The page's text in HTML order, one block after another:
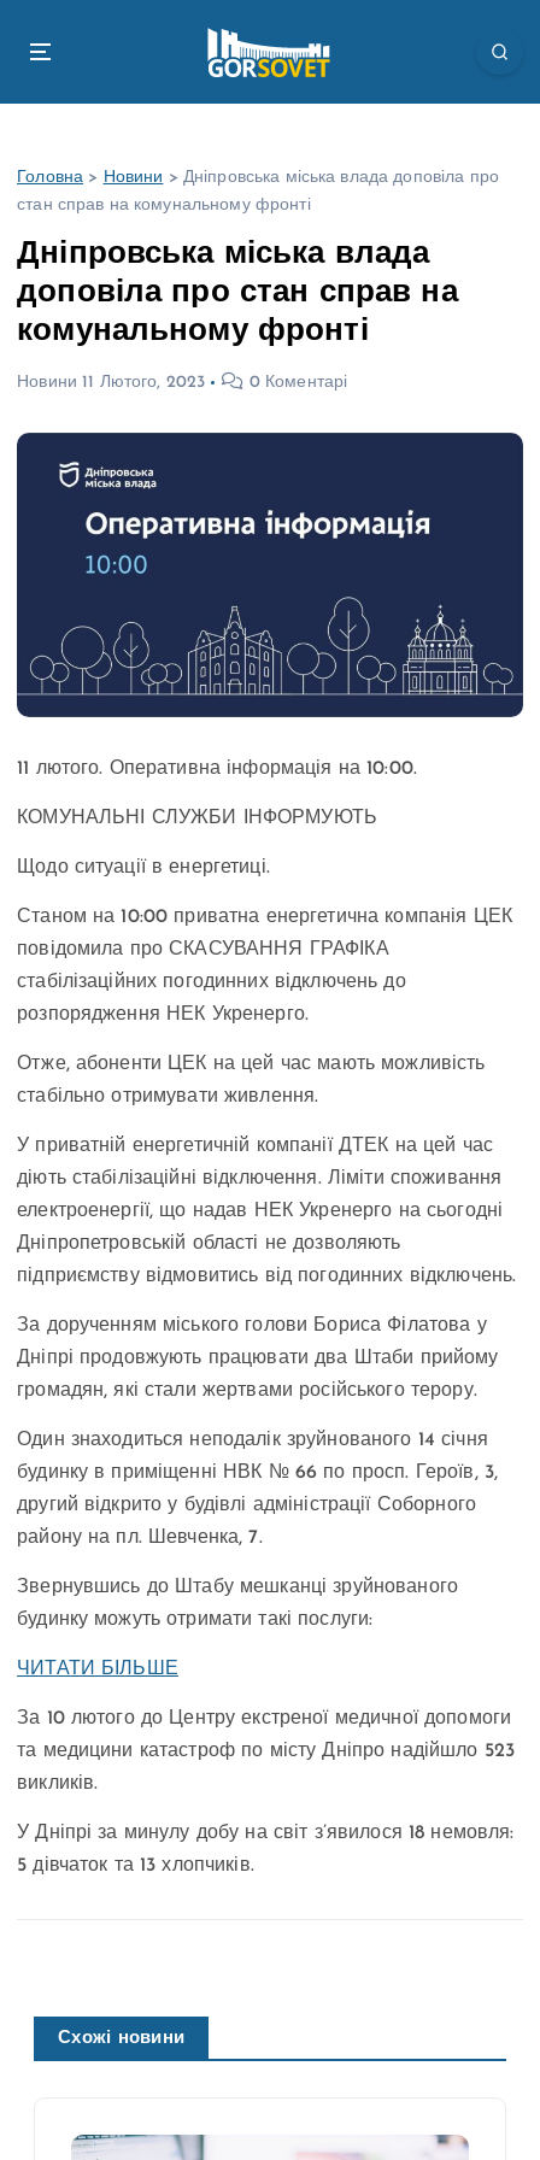
Головна > Новини > Дніпровська міська влада доповіла про
стан справ на комунальному фронті
Дніпровська міська влада
доповіла про стан справ на
комунальному фронті
Новини 11 Лютого, 2023 0 Коментарі
11 лютого. Оперативна інформація на 10:00.
КОМУНАЛЬНІ СЛУЖБИ ІНФОРМУЮТЬ
Щодо ситуації в енергетиці.
Станом на 10:00 приватна енергетична компанія ЦЕК
повідомила про СКАСУВАННЯ ГРАФІКА
стабілізаційних погодинних відключень до
розпорядження НЕК Укренерго.
Отже, абоненти ЦЕК на цей час мають можливість
стабільно отримувати живлення.
У приватній енергетичній компанії ДТЕК на цей час
діють стабілізаційні відключення. Ліміти споживання
електроенергії, що надав НЕК Укренерго на сьогодні
Дніпропетровській області не дозволяють
підприємству відмовитись від погодинних відключень.
За дорученням міського голови Бориса Філатова у
Дніпрі продовжують працювати два Штаби прийому
громадян, які стали жертвами російського терору.
Один знаходиться неподалік зруйнованого 14 січня
будинку в приміщенні НВК № 66 по просп. Героїв, 3,
другий відкрито у будівлі адміністрації Соборного
району на пл. Шевченка, 7.
Звернувшись до Штабу мешканці зруйнованого
будинку можуть отримати такі послуги:
ЧИТАТИ БІЛЬШЕ
За 10 лютого до Центру екстреної медичної допомоги
та медицини катастроф по місту Дніпро надійшло 523
викликів.
У Дніпрі за минулу добу на світ з’явилося 18 немовля:
5 дівчаток та 13 хлопчиків.
Схожі новини